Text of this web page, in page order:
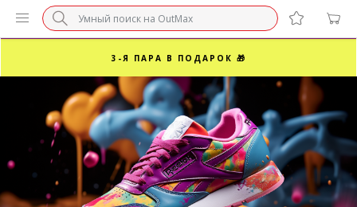
БЕЗ НАЦЕНКИ МАРКЕТПЛЕЙСОВ ⚡ ВАШ РАЗМЕР
3-Я ПАРА В ПОДАРОК 🎁
ПОСЛЕДНИЕ РАЗМЕРЫ ОТ 1500₽⚡️
СУПЕРАКЦИЯ 🔥 2-Я ПАРА -50%